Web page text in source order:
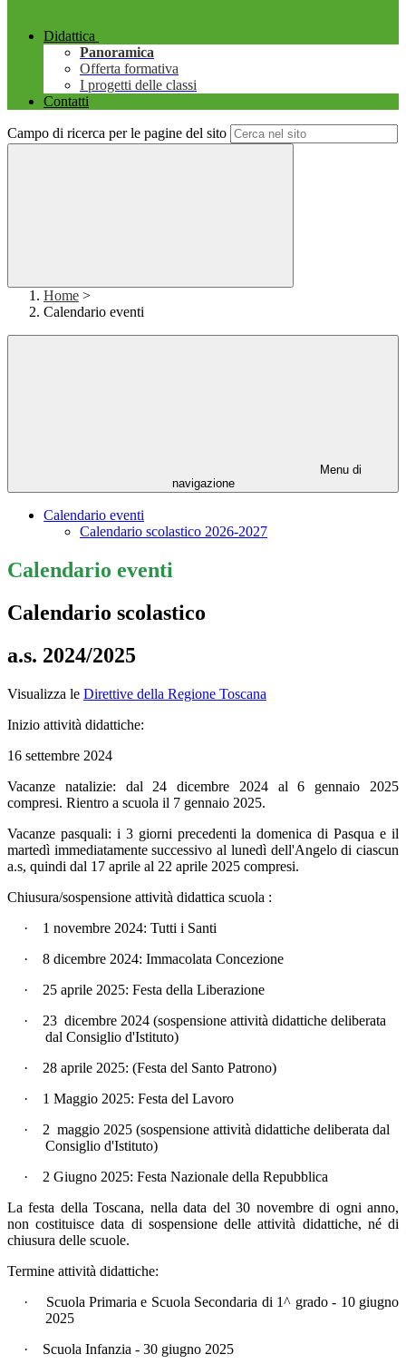
Didattica
Panoramica
Offerta formativa
I progetti delle classi
Contatti
Campo di ricerca per le pagine del sito
Home >
Calendario eventi
Menu di
navigazione
Calendario eventi
Calendario scolastico 2026-2027
Calendario eventi
Calendario scolastico
a.s. 2024/2025
Visualizza le Direttive della Regione Toscana
Inizio attività didattiche:
16 settembre 2024
Vacanze natalizie: dal 24 dicembre 2024 al 6 gennaio 2025
compresi. Rientro a scuola il 7 gennaio 2025.
Vacanze pasquali: i 3 giorni precedenti la domenica di Pasqua e il
martedì immediatamente successivo al lunedì dell'Angelo di ciascun
a.s, quindi dal 17 aprile al 22 aprile 2025 compresi.
Chiusura/sospensione attività didattica scuola :
·
1 novembre 2024: Tutti i Santi
·
8 dicembre 2024: Immacolata Concezione
·
25 aprile 2025: Festa della Liberazione
·
23 dicembre 2024 (sospensione attività didattiche deliberata
dal Consiglio d'Istituto)
·
28 aprile 2025: (Festa del Santo Patrono)
·
1 Maggio 2025: Festa del Lavoro
·
2 maggio 2025 (sospensione attività didattiche deliberata dal
Consiglio d'Istituto)
·
2 Giugno 2025: Festa Nazionale della Repubblica
La festa della Toscana, nella data del 30 novembre di ogni anno,
non costituisce data di sospensione delle attività didattiche, né di
chiusura delle scuole.
Termine attività didattiche:
·
Scuola Primaria e Scuola Secondaria di 1^ grado - 10 giugno
2025
·
Scuola Infanzia - 30 giugno 2025